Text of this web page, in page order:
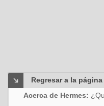
Regresar a la
Acerca de Hermes: